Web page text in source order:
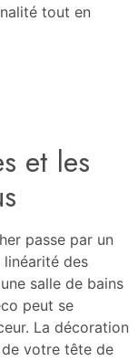
tout en
et les
passe par un
linéarité des
salle de bains
peut se
La décoration
votre tête de